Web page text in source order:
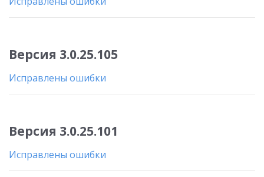
Версия 3.0.25.105
Исправлены ошибки
Версия 3.0.25.101
Исправлены ошибки